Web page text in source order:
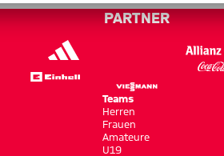
PARTNER
Teams
Herren
Frauen
Amateure
U19